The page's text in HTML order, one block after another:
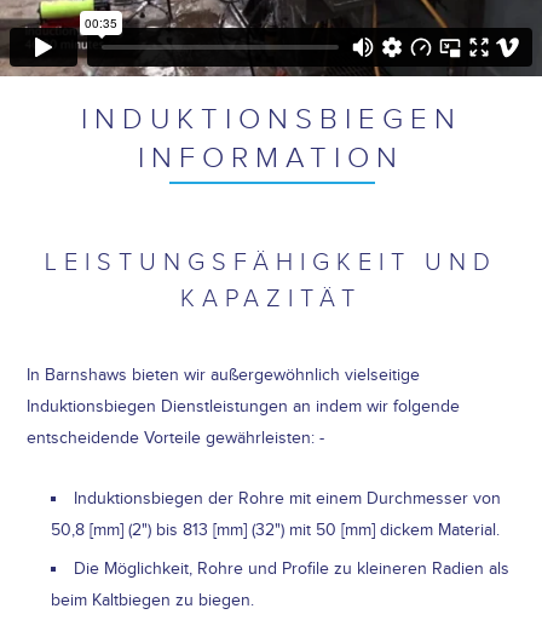
INDUKTIONSBIEGEN
INFORMATION
LEISTUNGSFÄHIGKEIT UND
KAPAZITÄT
In Barnshaws bieten wir außergewöhnlich vielseitige
Induktionsbiegen Dienstleistungen an indem wir folgende
entscheidende Vorteile gewährleisten: -
Induktionsbiegen der Rohre mit einem Durchmesser von
50,8 [mm] (2") bis 813 [mm] (32") mit 50 [mm] dickem Material.
Die Möglichkeit, Rohre und Profile zu kleineren Radien als
beim Kaltbiegen zu biegen.